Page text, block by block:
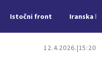
Istočni front Iranska
12.4.2026. 15:20